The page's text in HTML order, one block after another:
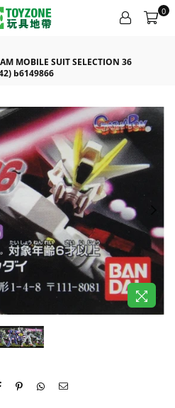
0
MOBILE SUIT SELECTION 36
b6149866